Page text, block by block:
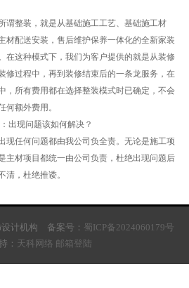
谓整装，就是从基础施工工艺、基础施工材
材配送安装，售后维护保养一体化的全新家装
在这种模式下，我们为客户提供的就是从装修
修过程中，再到装修结束后的一条龙服务，在
，所有费用都在选择整装模式时已确定，不会
何额外费用。
出现问题该如何解决？
现任何问题都由我公司负全责。无论是施工项
主材项目都统一由公司负责，杜绝出现问题后
清，杜绝推诿。
设计机构 备案号： 蜀ICP备2024060179号
： 天科网络 邮箱登陆